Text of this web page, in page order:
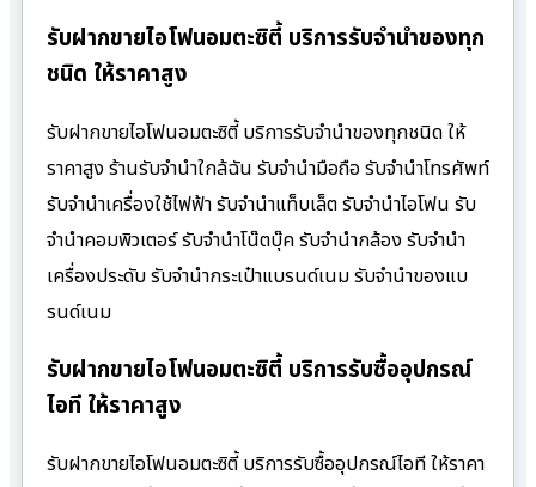
รับฝากขายไอโฟนอมตะซิตี้ บริการรับจำนำของทุก
ชนิด ให้ราคาสูง
รับฝากขายไอโฟนอมตะซิตี้ บริการรับจำนำของทุกชนิด ให้
ราคาสูง ร้านรับจํานําใกล้ฉัน รับจำนำมือถือ รับจำนำโทรศัพท์
รับจำนำเครื่องใช้ไฟฟ้า รับจำนำแท็บเล็ต รับจำนำไอโฟน รับ
จำนำคอมพิวเตอร์ รับจำนำโน๊ตบุ๊ค รับจำนำกล้อง รับจำนำ
เครื่องประดับ รับจำนำกระเป๋าแบรนด์เนม รับจำนำของแบ
รนด์เนม
รับฝากขายไอโฟนอมตะซิตี้ บริการรับซื้ออุปกรณ์
ไอที ให้ราคาสูง
รับฝากขายไอโฟนอมตะซิตี้ บริการรับซื้ออุปกรณ์ไอที ให้ราคา